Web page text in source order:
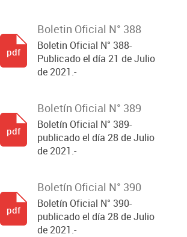
Boletin Oficial N° 388
Boletin Oficial N° 388-
Publicado el día 21 de Julio
de 2021.-
pdf
Boletín Oficial N° 389
Boletín Oficial N° 389-
publicado el día 28 de Julio
de 2021.-
pdf
Boletín Oficial N° 390
Boletín Oficial N° 390-
publicado el día 28 de Julio
de 2021.-
pdf